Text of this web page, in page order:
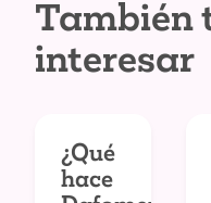
También
interesar
¿Qué
hace